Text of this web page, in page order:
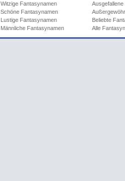
Witzige Fantasynamen
Schöne Fantasynamen
Lustige Fantasynamen
Beliebte
Männliche Fantasynamen Alle